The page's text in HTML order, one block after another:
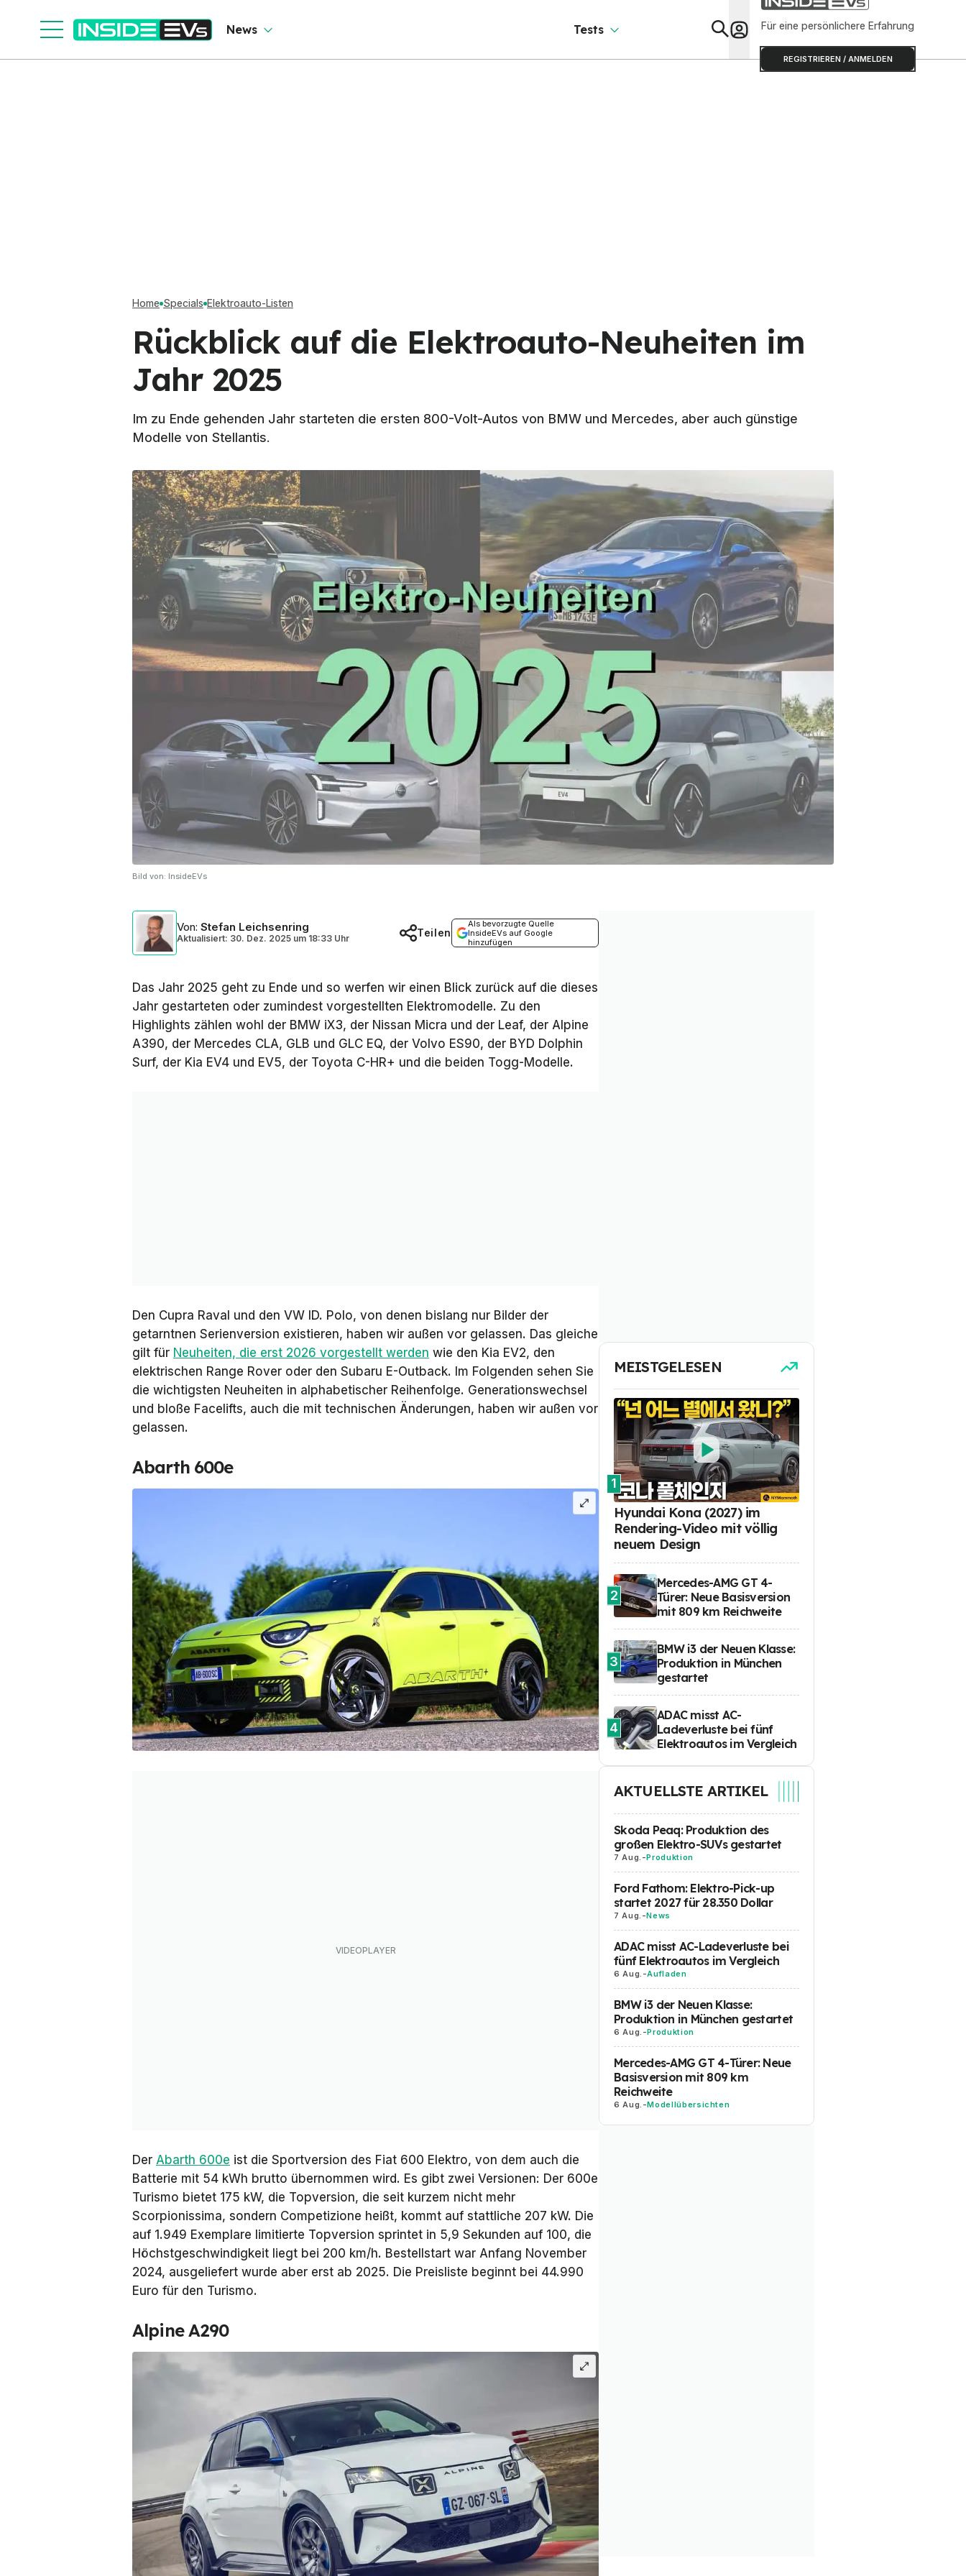
News Tests Für eine persönlichere Erfahrung
REGISTRIEREN / ANMELDEN
Home Specials Elektroauto-Listen
Rückblick auf die Elektroauto-Neuheiten im
Jahr 2025
Im zu Ende gehenden Jahr starteten die ersten 800-Volt-Autos von BMW und Mercedes, aber auch günstige
Modelle von Stellantis.
Bild von: InsideEVs
Von: Stefan Leichsenring
Aktualisiert: 30. Dez. 2025 um 18:33 Uhr
Als bevorzugte Quelle
InsideEVs auf Google
hinzufügen
Teilen
Das Jahr 2025 geht zu Ende und so werfen wir einen Blick zurück auf die dieses
Jahr gestarteten oder zumindest vorgestellten Elektromodelle. Zu den
Highlights zählen wohl der BMW iX3, der Nissan Micra und der Leaf, der Alpine
A390, der Mercedes CLA, GLB und GLC EQ, der Volvo ES90, der BYD Dolphin
Surf, der Kia EV4 und EV5, der Toyota C-HR+ und die beiden Togg-Modelle.
Den Cupra Raval und den VW ID. Polo, von denen bislang nur Bilder der
getarntnen Serienversion existieren, haben wir außen vor gelassen. Das gleiche
gilt für Neuheiten, die erst 2026 vorgestellt werden wie den Kia EV2, den
elektrischen Range Rover oder den Subaru E-Outback. Im Folgenden sehen Sie
die wichtigsten Neuheiten in alphabetischer Reihenfolge. Generationswechsel
und bloße Facelifts, auch die mit technischen Änderungen, haben wir außen vor
gelassen.
Abarth 600e
Der Abarth 600e ist die Sportversion des Fiat 600 Elektro, von dem auch die
Batterie mit 54 kWh brutto übernommen wird. Es gibt zwei Versionen: Der 600e
Turismo bietet 175 kW, die Topversion, die seit kurzem nicht mehr
Scorpionissima, sondern Competizione heißt, kommt auf stattliche 207 kW. Die
auf 1.949 Exemplare limitierte Topversion sprintet in 5,9 Sekunden auf 100, die
Höchstgeschwindigkeit liegt bei 200 km/h. Bestellstart war Anfang November
2024, ausgeliefert wurde aber erst ab 2025. Die Preisliste beginnt bei 44.990
Euro für den Turismo.
Alpine A290
MEISTGELESEN
1
Hyundai Kona (2027) im
Rendering-Video mit völlig
neuem Design
2
Mercedes-AMG GT 4-
Türer: Neue Basisversion
mit 809 km Reichweite
3
BMW i3 der Neuen Klasse:
Produktion in München
gestartet
4
ADAC misst AC-
Ladeverluste bei fünf
Elektroautos im Vergleich
AKTUELLSTE ARTIKEL
Skoda Peaq: Produktion des
großen Elektro-SUVs gestartet
7 Aug. -Produktion
Ford Fathom: Elektro-Pick-up
startet 2027 für 28.350 Dollar
7 Aug. -News
ADAC misst AC-Ladeverluste bei
fünf Elektroautos im Vergleich
6 Aug. -Aufladen
BMW i3 der Neuen Klasse:
Produktion in München gestartet
6 Aug. -Produktion
Mercedes-AMG GT 4-Türer: Neue
Basisversion mit 809 km
Reichweite
6 Aug. -Modellübersichten